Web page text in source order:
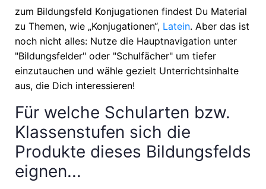
zum Bildungsfeld Konjugationen findest Du Material
zu Themen, wie „Konjugationen“, Latein. Aber das ist
noch nicht alles: Nutze die Hauptnavigation unter
"Bildungsfelder" oder "Schulfächer" um tiefer
einzutauchen und wähle gezielt Unterrichtsinhalte
aus, die Dich interessieren!
Für welche Schularten bzw.
Klassenstufen sich die
Produkte dieses Bildungsfelds
eignen...